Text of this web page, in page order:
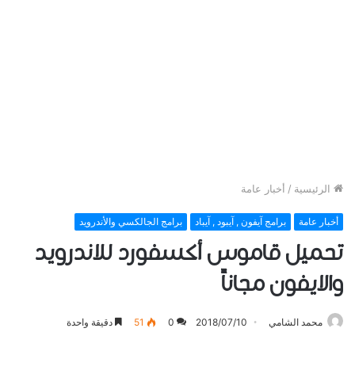
الرئيسية / أخبار عامة
أخبار عامة برامج آيفون , آيبود , آيباد برامج الجالكسي والأندرويد
تحميل قاموس أكسفورد للاندرويد
والايفون مجاناً
محمد الشامي 2018/07/10
0
51 دقيقة واحدة